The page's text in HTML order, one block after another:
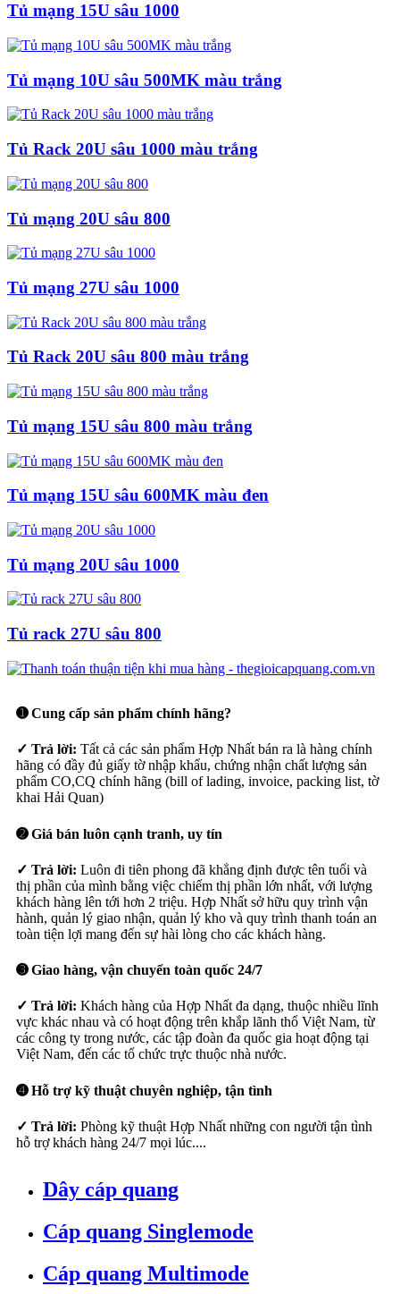
Tủ mạng 15U sâu 1000
Tủ mạng 10U sâu 500MK màu trắng
Tủ Rack 20U sâu 1000 màu trắng
Tủ mạng 20U sâu 800
Tủ mạng 27U sâu 1000
Tủ Rack 20U sâu 800 màu trắng
Tủ mạng 15U sâu 800 màu trắng
Tủ mạng 15U sâu 600MK màu đen
Tủ mạng 20U sâu 1000
Tủ rack 27U sâu 800
➊ Cung cấp sản phẩm chính hãng?
✓ Trả lời: Tất cả các sản phẩm Hợp Nhất bán ra là hàng chính
hãng có đầy đủ giấy tờ nhập khẩu, chứng nhận chất lượng sản
phẩm CO,CQ chính hãng (bill of lading, invoice, packing list, tờ
khai Hải Quan)
➋ Giá bán luôn cạnh tranh, uy tín
✓ Trả lời: Luôn đi tiên phong đã khẳng định được tên tuổi và
thị phần của mình bằng việc chiếm thị phần lớn nhất, với lượng
khách hàng lên tới hơn 2 triệu. Hợp Nhất sở hữu quy trình vận
hành, quản lý giao nhận, quản lý kho và quy trình thanh toán an
toàn tiện lợi mang đến sự hài lòng cho các khách hàng.
➌ Giao hàng, vận chuyển toàn quốc 24/7
✓ Trả lời: Khách hàng của Hợp Nhất đa dạng, thuộc nhiều lĩnh
vực khác nhau và có hoạt động trên khắp lãnh thổ Việt Nam, từ
các công ty trong nước, các tập đoàn đa quốc gia hoạt động tại
Việt Nam, đến các tổ chức trực thuộc nhà nước.
➍ Hỗ trợ kỹ thuật chuyên nghiệp, tận tình
✓ Trả lời: Phòng kỹ thuật Hợp Nhất những con người tận tình
hỗ trợ khách hàng 24/7 mọi lúc....
Dây cáp quang
Cáp quang Singlemode
Cáp quang Multimode